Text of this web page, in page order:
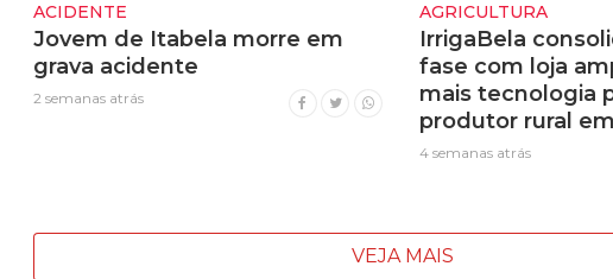
ACIDENTE
Jovem de Itabela morre em
grava acidente
2 semanas atrás
AGRICULTURA
IrrigaBela
fase com loja
mais tecnologia
produtor rural
4 semanas atrás
VEJA MAIS